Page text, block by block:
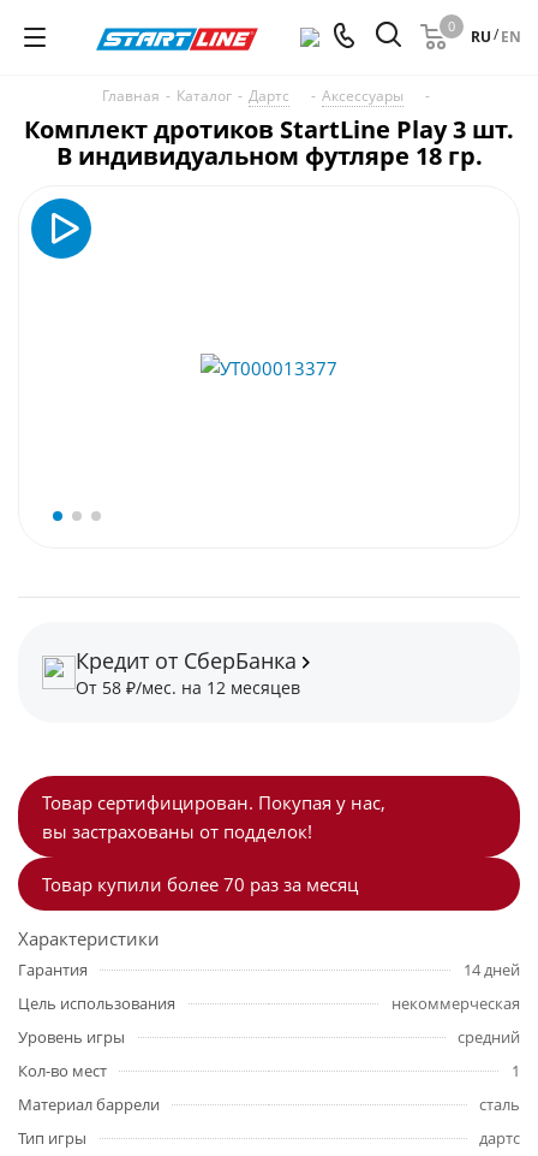
0
RU/EN
Главная - Каталог - Дартс - Аксессуары -
Комплект дротиков StartLine Play 3 шт.
В индивидуальном футляре 18 гр.
Товар сертифицирован. Покупая у нас,
вы застрахованы от подделок!
Товар купили более 70 раз за месяц
Характеристики
Гарантия
14 дней
Цель использования
некоммерческая
Уровень игры
средний
Кол-во мест
1
Материал баррели
сталь
Тип игры
дартс
Кредит от СберБанка
От 58 ₽/мес. на 12 месяцев